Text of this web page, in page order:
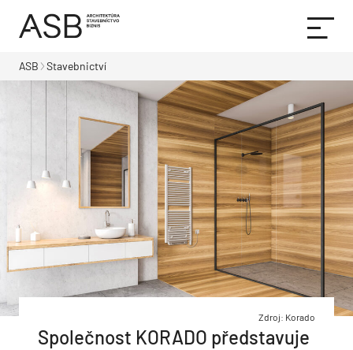
ASB Stavebnictví
Zdroj: Korado
Společnost KORADO představuje